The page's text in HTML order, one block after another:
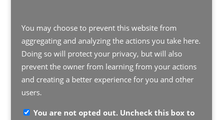
You may choose to prevent this website from
aggregating and analyzing the actions you take here.
Doing so will protect your privacy, but will also
prevent the owner from learning from your actions
and creating a better experience for you and other
users.
You are not opted out. Uncheck this box to